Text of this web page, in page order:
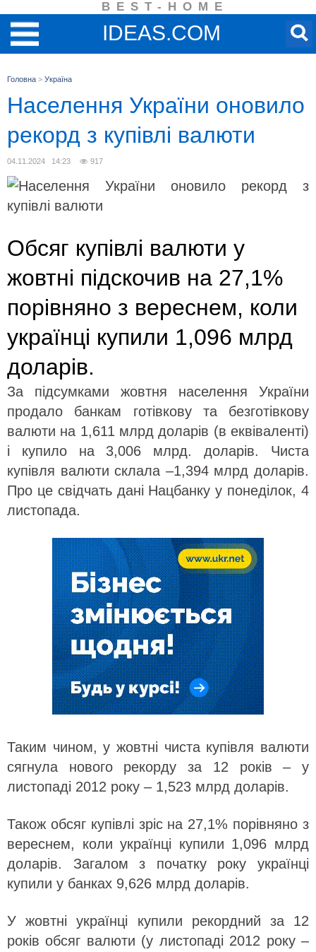
BEST-HOME
IDEAS.COM
Головна > Україна
Населення України оновило
рекорд з купівлі валюти
04.11.2024 14:23 917
Обсяг купівлі валюти у
жовтні підскочив на 27,1%
порівняно з вереснем, коли
українці купили 1,096 млрд
доларів.
За підсумками жовтня населення України
продало банкам готівкову та безготівкову
валюти на 1,611 млрд доларів (в еквіваленті)
і купило на 3,006 млрд. доларів. Чиста
купівля валюти склала –1,394 млрд доларів.
Про це свідчать дані Нацбанку у понеділок, 4
листопада.
Таким чином, у жовтні чиста купівля валюти
сягнула нового рекорду за 12 років – у
листопаді 2012 року – 1,523 млрд доларів.
Також обсяг купівлі зріс на 27,1% порівняно з
вереснем, коли українці купили 1,096 млрд
доларів. Загалом з початку року українці
купили у банках 9,626 млрд доларів.
У жовтні українці купили рекордний за 12
років обсяг валюти (у листопаді 2012 року –